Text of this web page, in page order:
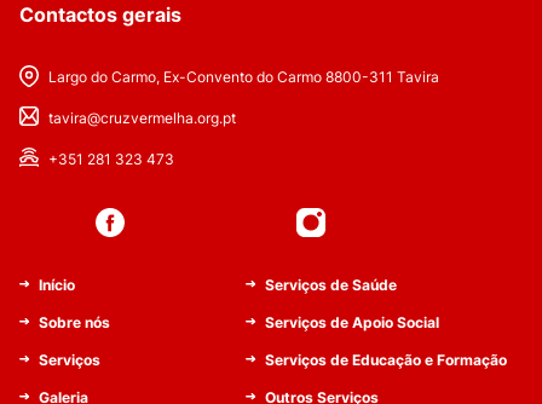
Contactos gerais
Largo do Carmo, Ex-Convento do Carmo 8800-311 Tavira
tavira@cruzvermelha.org.pt
+351 281 323 473
Início
Sobre nós
Serviços
Galeria
Serviços de Saúde
Serviços de Apoio Social
Serviços de Educação e Formação
Outros Serviços